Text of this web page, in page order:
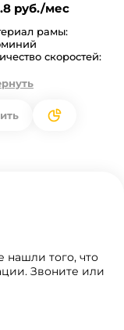
руб./мес
рамы:
скоростей:
нашли того, что
Звоните или